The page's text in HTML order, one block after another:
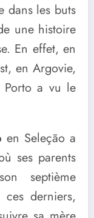
dans les buts
une histoire
En effet, en
en Argovie,
a vu le
en Seleção a
ses parents
septième
derniers,